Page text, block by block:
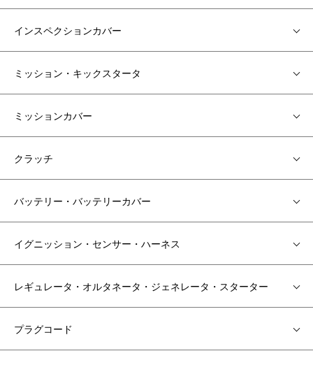
インスペクションカバー
ミッション・キックスタータ
ミッションカバー
クラッチ
バッテリー・バッテリーカバー
イグニッション・センサー・ハーネス
レギュレータ・オルタネータ・ジェネレータ・スターター
プラグコード